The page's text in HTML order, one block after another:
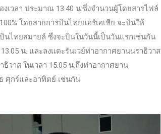
เวลา ประมาณ 13.40 น.ซึ่งจำนวนผู้โดยสารไฟล์
โดยสายการบินไทยแอร์เอเชีย จะบินให้
ไทยสมายล์ ซึ่งจะบินในวันนี้เป็นวันแรกเช่นกัน
น. และลงแตะรันเวย์ท่าอากาศยานนราธิวาส
วาส ในเวลา 15.05 น.ถึงท่าอากาศยาน
ศุกร์และอาทิตย์ เช่นกัน